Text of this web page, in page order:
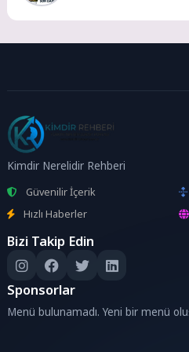
Kimdir Nerelidir Rehberi
Güvenilir İçerik
Hızlı Haberler
Bizi Takip Edin
Sponsorlar
Menü bulunamadı. Yeni bir menü